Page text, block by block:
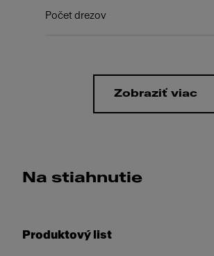
Počet drezov
Zobraziť viac
Na stiahnutie
Produktový list